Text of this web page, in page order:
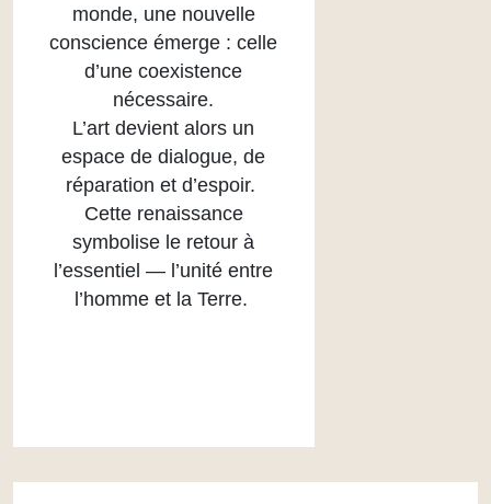
monde, une nouvelle
conscience émerge : celle
d’une coexistence
nécessaire.
L’art devient alors un
espace de dialogue, de
réparation et d’espoir.
Cette renaissance
symbolise le retour à
l’essentiel — l’unité entre
l’homme et la Terre.